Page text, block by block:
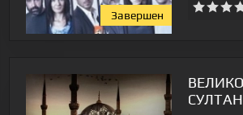
Завершен
СУЛТАН